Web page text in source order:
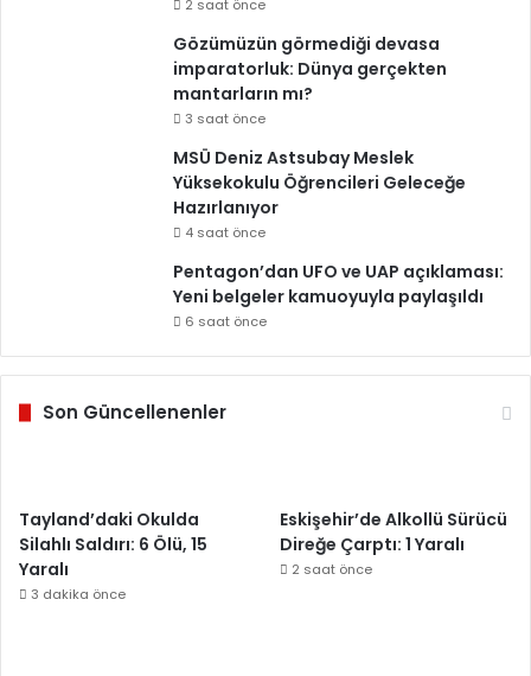
2 saat önce
Gözümüzün görmediği devasa
imparatorluk: Dünya gerçekten
mantarların mı?
3 saat önce
MSÜ Deniz Astsubay Meslek
Yüksekokulu Öğrencileri Geleceğe
Hazırlanıyor
4 saat önce
Pentagon’dan UFO ve UAP açıklaması:
Yeni belgeler kamuoyuyla paylaşıldı
6 saat önce
Son Güncellenenler
Tayland’daki Okulda
Silahlı Saldırı: 6 Ölü, 15
Yaralı
3 dakika önce
Eskişehir’de Alkollü Sürücü
Direğe Çarptı: 1 Yaralı
2 saat önce